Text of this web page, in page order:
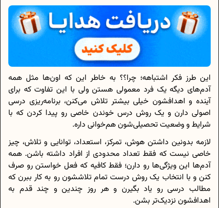
این طرز فکر اشتباهه؛ چرا؟؟ به خاطر این که اون‌ها مثل همه
آدم‌های دیگه یک فرد معمولی هستن ولی با این تفاوت که برای
آینده و اهدافشون خیلی بیشتر تلاش می‌کنن، برنامه‌ریزی درسی
اصولی دارن و یک روش درس خوندن خاصی رو پیدا کردن که با
شرایط و وضعیت تحصیلی‌شون هم‌خوانی داره.
لازمه بدونین داشتن هوش، تمرکز، استعداد، توانایی و تلاش، چیز
خاصی نیست که فقط تعداد محدودی از افراد داشته باشن. همه
آدم‌ها این ویژگی‌ها رو دارن؛ فقط کافیه که فعل خواستن رو صرف
کنن و با انتخاب یک روش درست تمام تلاششون رو به کار ببرن که
مطالب درسی رو یاد بگیرن و هر روز چندین و چند قدم به
اهدافشون نزدیک‌تر بشن.